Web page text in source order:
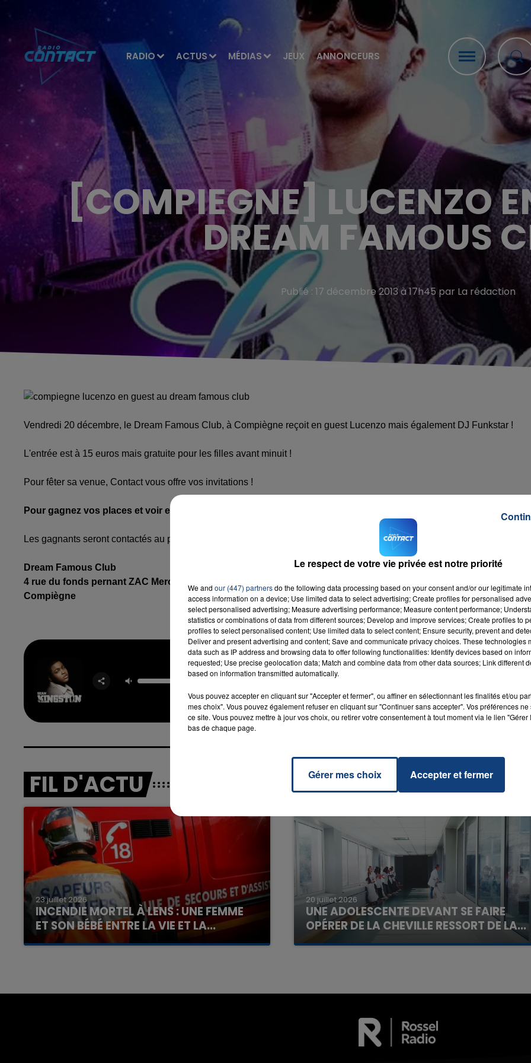
RADIO ACTUS MÉDIAS JEUX ANNONCEURS
16h00 - 20h00
LA TEAM DU WEEK-END
7h00 - 12h00
LA TEAM DU WEEK-END
[COMPIEGNE] LUCENZO
DREAM FAMOUS
Publié : 17 décembre 2013 à 17h45 par La rédaction
Vendredi 20 décembre, le Dream Famous Club, à Compiègne reçoit en guest Lucenzo mais également DJ Funkstar !
L'entrée est à 15 euros mais gratuite pour les filles avant minuit !
Pour fêter sa venue, Contact vous offre vos invitations !
Pour gagnez vos places et voir en live Lucenzo, remplissez le formulaire ci-dessous.
Les gagnants seront contactés au plus tard le jeudi 19 décembre.
Dream Famous Club
4 rue du fonds pernant ZAC Mercières
Compiègne
Beautiful Girl
KINGSTON
RADIO CONTACT
FIL D'ACTU
23 juillet 2026
INCENDIE MORTEL À LENS : UNE FEMME
ET SON BÉBÉ ENTRE LA VIE ET LA...
Un homme s'est immolé par le feu après avoir
20 juillet 2026
UNE ADOLESCENTE DEVANT SE FAIRE
OPÉRER DE LA CHEVILLE RESSORT DE LA...
La famille a porté plainte contre la clinique qui a
7h00 - 12h00
La Team du Week-end
16h00 - 20h00
La Team du Week-end
Le respect de votre vie privée est notre priorité
We and our (447) partnersdo the following data processing based on your consent and/or our legitimate
access information on a device; Use limited data to select advertising; Create profiles for personalised
select personalised advertising; Measure advertising performance; Measure content performance;
statistics or combinations of data from different sources; Develop and improve services; Create profiles to
profiles to select personalised content; Use limited data to select content; Ensure security, prevent and
Deliver and present advertising and content; Save and communicate privacy choices. These technologies
data such as IP address and browsing data to offer following functionalities: Identify devices based on
requested; Use precise geolocation data; Match and combine data from other data sources; Link different
based on information transmitted automatically.
Vous pouvez accepter en cliquant sur "Accepter et fermer", ou affiner en sélectionnant les finalités et/ou
mes choix". Vous pouvez également refuser en cliquant sur "Continuer sans accepter". Vos préférences
ce site. Vous pouvez mettre à jour vos choix, ou retirer votre consentement à tout moment via le lien
bas de chaque page.
Gérer mes choix Accepter et fermer